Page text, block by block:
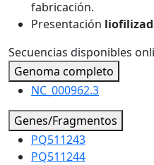
fabricación.
Presentación
Secuencias disponibles
Genoma completo
NC_000962.3
Genes/Fragmentos
PQ511243
PQ511244